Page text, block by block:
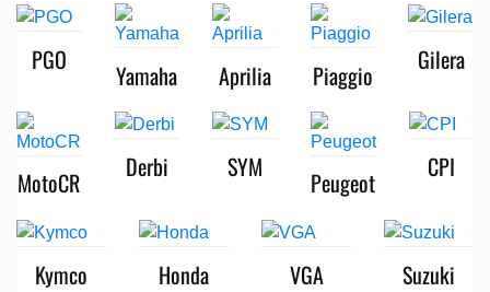
PGO
Yamaha Aprilia Piaggio
Gilera
MotoCR
Derbi SYM
Peugeot
CPI
Kymco Honda VGA Suzuki